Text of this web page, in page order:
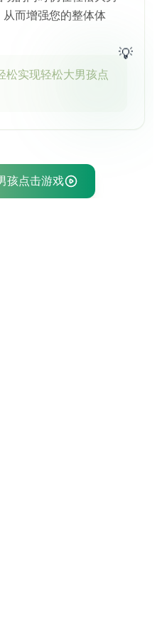
而增强您的整体体
💡
松实现轻松大男孩点
孩点击游戏